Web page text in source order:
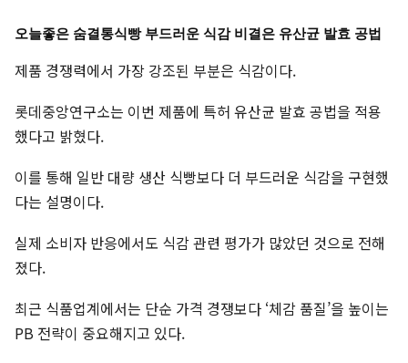
오늘좋은 숨결통식빵 부드러운 식감 비결은 유산균 발효 공법
제품 경쟁력에서 가장 강조된 부분은 식감이다.
롯데중앙연구소는 이번 제품에 특허 유산균 발효 공법을 적용
했다고 밝혔다.
이를 통해 일반 대량 생산 식빵보다 더 부드러운 식감을 구현했
다는 설명이다.
실제 소비자 반응에서도 식감 관련 평가가 많았던 것으로 전해
졌다.
최근 식품업계에서는 단순 가격 경쟁보다 ‘체감 품질’을 높이는
PB 전략이 중요해지고 있다.